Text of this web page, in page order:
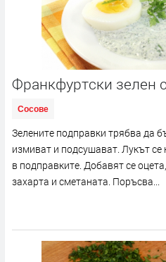
Франкфуртски зелен
Сосове
Зелените подправки трябва да
измиват и подсушават. Лукът се
в подправките. Добавят се
захарта и сметаната. Поръсва...